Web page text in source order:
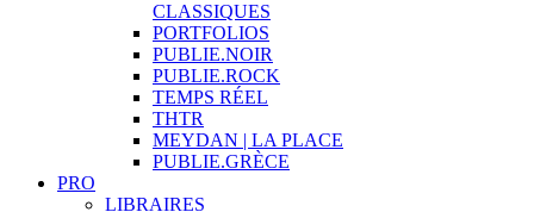
CLASSIQUES
PORTFOLIOS
PUBLIE.NOIR
PUBLIE.ROCK
TEMPS RÉEL
THTR
MEYDAN | LA PLACE
PUBLIE.GRÈCE
PRO
LIBRAIRES